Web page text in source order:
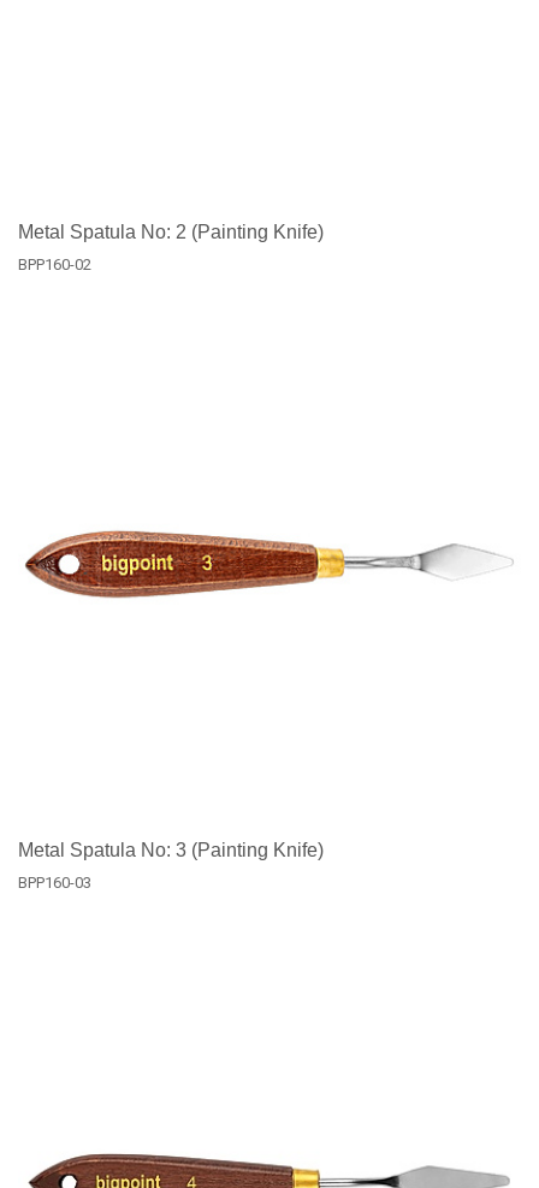
Metal Spatula No: 2 (Painting Knife)
BPP160-02
Metal Spatula No: 3 (Painting Knife)
BPP160-03